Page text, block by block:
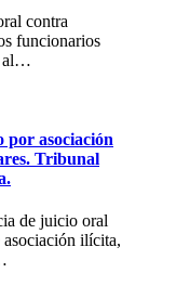
contra
funcionarios
al…
por asociación
Tribunal
de juicio oral
ilícita,